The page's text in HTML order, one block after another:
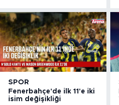
SPOR
Fenerbahçe'de ilk 11'e iki
isim değişikliği